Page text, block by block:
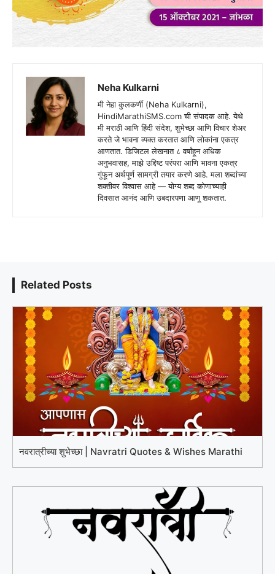
Neha Kulkarni
मी नेहा कुलकर्णी (Neha Kulkarni),
HindiMarathiSMS.com ची संपादक आहे. येथे
मी मराठी आणि हिंदी संदेश, शुभेच्छा आणि विचार शेअर
करते जे भावना व्यक्त करतात आणि लोकांना एकत्र
आणतात. डिजिटल लेखनात ८ वर्षांहून अधिक
अनुभवासह, माझे उद्दिष्ट परंपरा आणि भावना एकत्र
गुंफून अर्थपूर्ण सामग्री तयार करणे आहे. मला शब्दांच्या
शक्तीवर विश्वास आहे — योग्य शब्द कोणाच्याही
दिवसात आनंद आणि उबदारपणा आणू शकतात.
Related Posts
नवरात्रीच्या शुभेच्छा | Navratri Quotes & Wishes Marathi